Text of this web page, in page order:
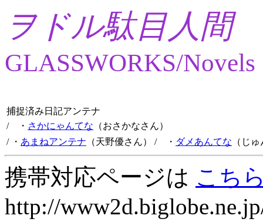
ヲドル駄目人間
GLASSWORKS/Novels
捕捉済み日記アンテナ
/ ・ さかにゃんてな （おさかなさん）
/ ・ あまねアンテナ （天野優さん） / ・ ダメあんてな （じ
携帯対応ページは こち
http://